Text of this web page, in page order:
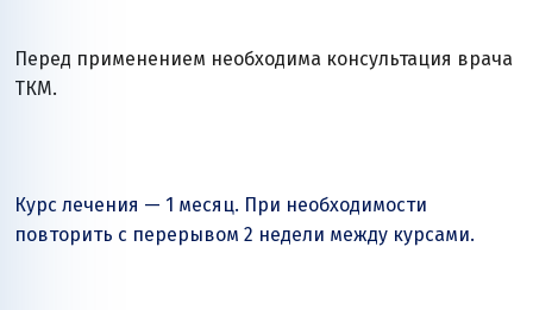
Перед применением необходима консультация врача
ТКМ.
Курс лечения — 1 месяц. При необходимости
повторить с перерывом 2 недели между курсами.